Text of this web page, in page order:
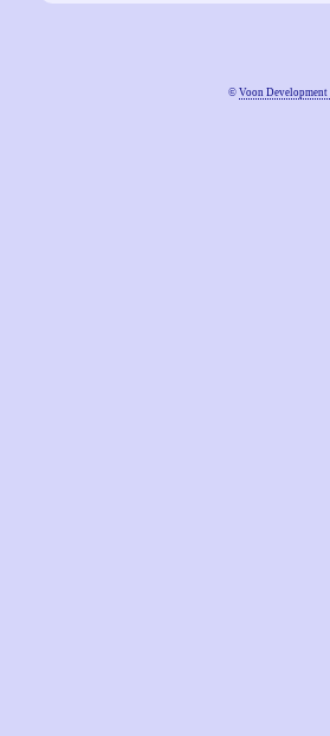
© Voon Development